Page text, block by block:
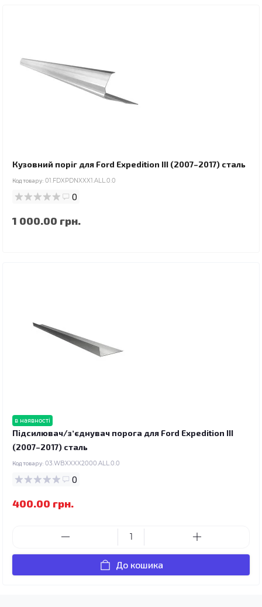
Кузовний поріг для Ford Expedition III (2007–2017) сталь
Код товару: 01.FDXPDNXXX1.ALL.0.0
0
1 000.00 грн.
в наявності
Підсилювач/зʼєднувач порога для Ford Expedition III
(2007–2017) сталь
Код товару: 03.WBXXXX2000.ALL.0.0
0
400.00 грн.
До кошика